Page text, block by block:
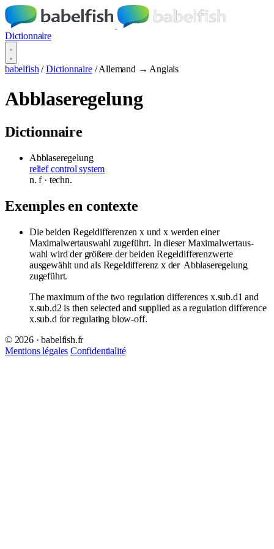
Dictionnaire
babelfish / Dictionnaire / Allemand → Anglais
Abblaseregelung
Dictionnaire
Abblaseregelung
relief control system
n.f· techn.
Exemples en contexte
Die beiden Regeldifferenzen x und x werden einer
Maximalwertauswahl zugeführt. In dieser Maximalwertaus­
wahl wird der größere der beiden Regeldifferenzwerte
ausgewählt und als Regeldifferenz x der Abblaseregelung
zugeführt.
The maximum of the two regulation differences x.sub.d1 and
x.sub.d2 is then selected and supplied as a regulation difference
x.sub.d for regulating blow-off.
© 2026 · babelfish.fr
Mentions légales Confidentialité